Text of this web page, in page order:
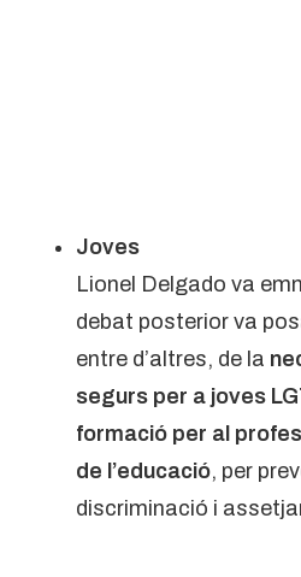
Joves
Lionel Delgado va
debat posterior va
entre d’altres, de la
segurs per a joves
formació per al
de l’educació, per
discriminació i